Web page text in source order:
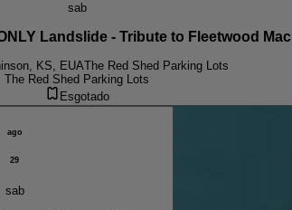
sab
Landslide - Tribute to Fleetwood Mac
KS, EUAThe Red Shed Parking Lots
The Red Shed Parking Lots
Esgotado
ago
29
sab